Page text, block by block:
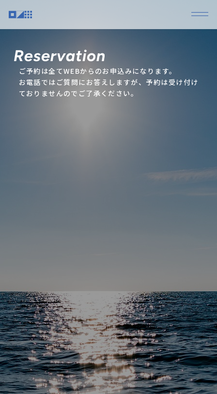
ご予約は全てWEBからのお申込みになります。
お電話ではご質問にお答えしますが、予約は受け付け
ておりませんのでご了承ください。